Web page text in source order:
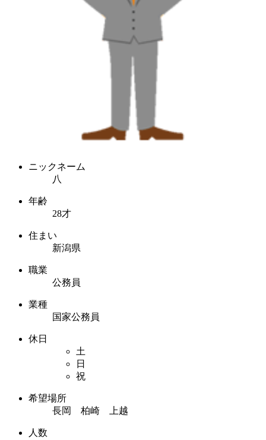
ニックネーム
八
年齢
28才
住まい
新潟県
職業
公務員
業種
国家公務員
休日
土
日
祝
希望場所
長岡 柏崎 上越
人数